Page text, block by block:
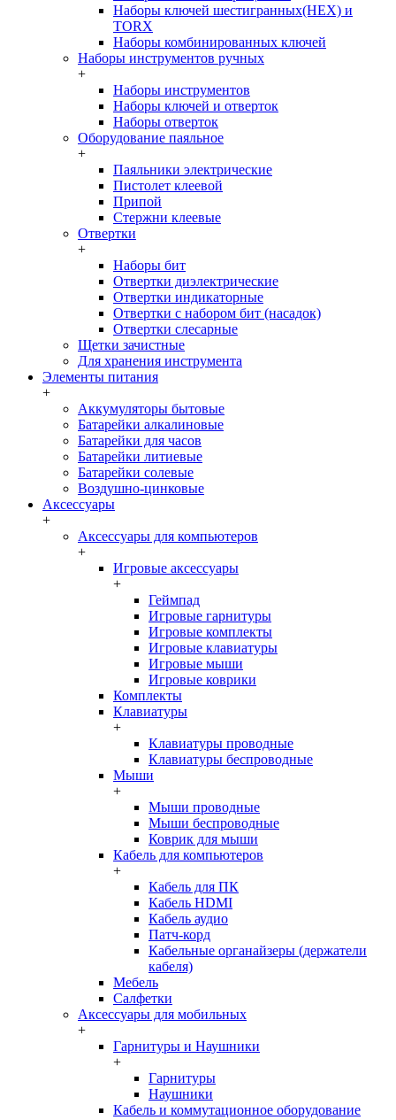
Наборы ключей шестигранных(HEX) и
TORX
Наборы комбинированных ключей
Наборы инструментов ручных
+
Наборы инструментов
Наборы ключей и отверток
Наборы отверток
Оборудование паяльное
+
Паяльники электрические
Пистолет клеевой
Припой
Стержни клеевые
Отвертки
+
Наборы бит
Отвертки диэлектрические
Отвертки индикаторные
Отвертки с набором бит (насадок)
Отвертки слесарные
Щетки зачистные
Для хранения инструмента
Элементы питания
+
Аккумуляторы бытовые
Батарейки алкалиновые
Батарейки для часов
Батарейки литиевые
Батарейки солевые
Воздушно-цинковые
Аксессуары
+
Аксессуары для компьютеров
+
Игровые аксессуары
+
Геймпад
Игровые гарнитуры
Игровые комплекты
Игровые клавиатуры
Игровые мыши
Игровые коврики
Комплекты
Клавиатуры
+
Клавиатуры проводные
Клавиатуры беспроводные
Мыши
+
Мыши проводные
Мыши беспроводные
Коврик для мыши
Кабель для компьютеров
+
Кабель для ПК
Кабель HDMI
Кабель аудио
Патч-корд
Кабельные органайзеры (держатели
кабеля)
Мебель
Салфетки
Аксессуары для мобильных
+
Гарнитуры и Наушники
+
Гарнитуры
Наушники
Кабель и коммутационное оборудование